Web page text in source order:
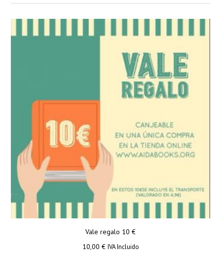
Vale regalo 10 €
10,00 € IVA Incluido